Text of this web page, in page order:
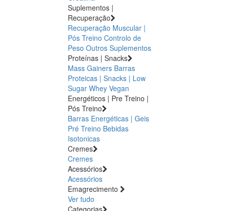
Suplementos |
Recuperação
Recuperação Muscular |
Pós Treino Controlo de
Peso Outros Suplementos
Proteínas | Snacks
Mass Gainers Barras
Proteicas | Snacks | Low
Sugar Whey Vegan
Energéticos | Pre Treino |
Pós Treino
Barras Energéticas | Geis
Pré Treino Bebidas
Isotonicas
Cremes
Cremes
Acessórios
Acessórios
Emagrecimento
Ver tudo
Categorias